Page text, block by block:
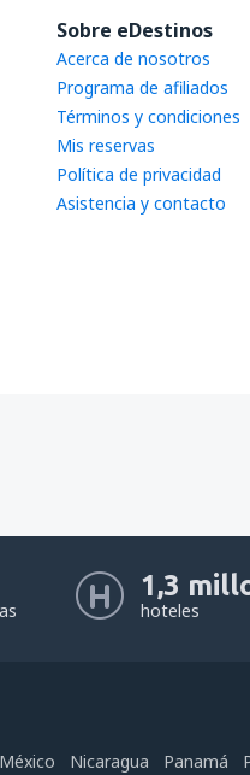
Sobre eDestinos
Acerca de nosotros
Programa de afiliados
Términos y condiciones
Mis reservas
Política de privacidad
Asistencia y contacto
1,3
hoteles
México Nicaragua Panamá